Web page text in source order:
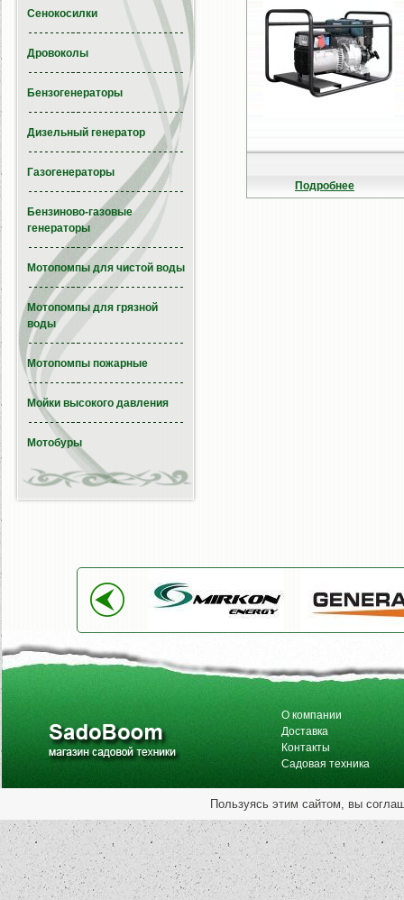
Подробнее
Сенокосилки
Дровоколы
Бензогенераторы
Дизельный генератор
Газогенераторы
Бензиново-газовые
генераторы
Мотопомпы для чистой воды
Мотопомпы для грязной
воды
Мотопомпы пожарные
Мойки высокого давления
Мотобуры
О компании
Доставка
Контакты
Садовая техника
Пользуясь этим сайтом, вы